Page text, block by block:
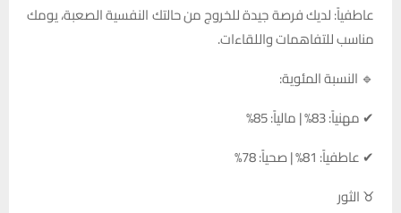
عاطفياً: لديك فرصة جيدة للخروج من حالتك النفسية الصعبة، يومك
مناسب للتفاهمات واللقاءات.
🔹 النسبة المئوية:
✔ مهنياً: 83% | مالياً: 85%
✔ عاطفياً: 81% | صحياً: 78%
♉ الثور